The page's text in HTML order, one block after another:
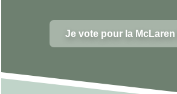
Je vote pour la McLaren